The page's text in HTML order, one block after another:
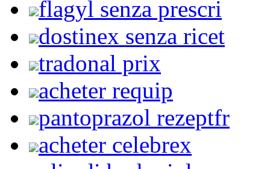
flagyl senza prescri
dostinex senza ricet
tradonal prix
acheter requip
pantoprazol rezeptfr
acheter celebrex